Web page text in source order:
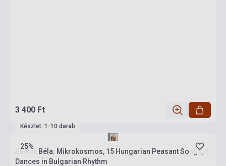
3 400 Ft
25%
Készlet: 1-10 darab
Bartók Béla: Mikrokosmos, 15 Hungarian Peasant Songs, 6
Dances in Bulgarian Rhythm